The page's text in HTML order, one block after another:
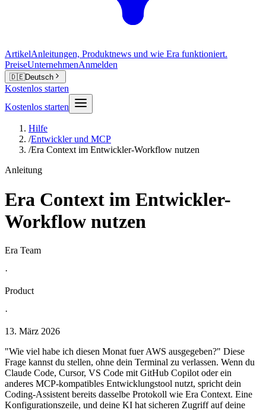
ArtikelAnleitungen, Produktnews und wie Era funktioniert.
PreiseUnternehmenAnmelden
🇩🇪Deutsch
Kostenlos starten
Kostenlos starten
Hilfe
/Entwickler und MCP
/Era Context im Entwickler-Workflow nutzen
Anleitung
Era Context im Entwickler-
Workflow nutzen
Era Team
·
Product
·
13. März 2026
"Wie viel habe ich diesen Monat fuer AWS ausgegeben?" Diese
Frage kannst du stellen, ohne dein Terminal zu verlassen. Wenn du
Claude Code, Cursor, VS Code mit GitHub Copilot oder ein
anderes MCP-kompatibles Entwicklungstool nutzt, spricht dein
Coding-Assistent bereits dasselbe Protokoll wie Era Context. Eine
Konfigurationszeile, und deine KI hat sicheren Zugriff auf deine